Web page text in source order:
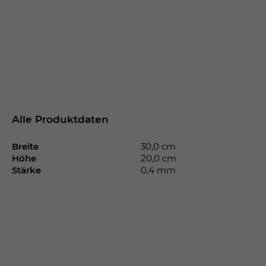
Alle Produktdaten
Breite
30,0 cm
Höhe
20,0 cm
Stärke
0,4 mm